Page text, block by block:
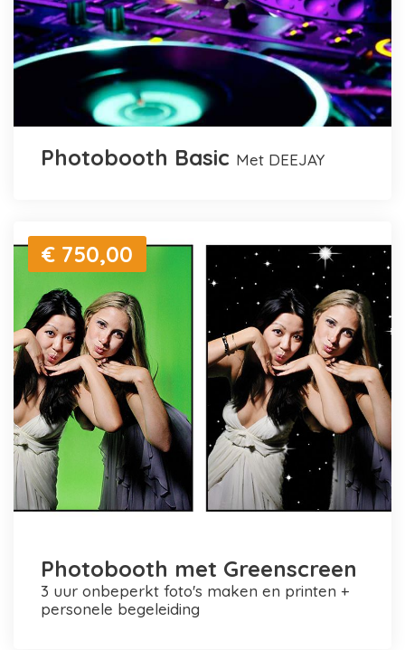
Photobooth Basic met DEEJAY
€ 750,00
Photobooth met Greenscreen
3 uur onbeperkt foto's maken en printen +
personele begeleiding